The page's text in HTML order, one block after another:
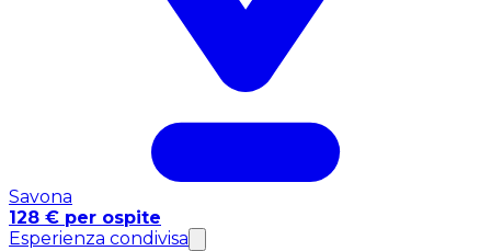
Savona
128 € per ospite
Esperienza condivisa